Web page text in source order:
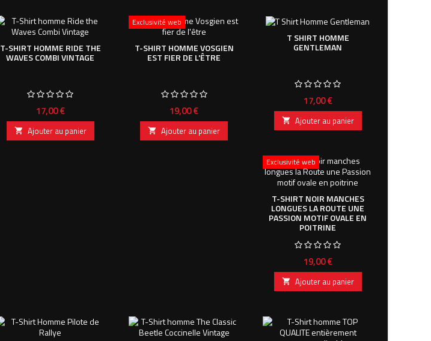
T-SHIRT HOMME RIDE THE
WAVES COMBI VINTAGE
Prix
17,00 €
 Ajouter au panier
Exclusivité web
T-SHIRT HOMME VOSGIEN
EST FIER DE L'ÊTRE
Prix
19,00 €
 Ajouter au panier
T SHIRT HOMME
GENTLEMAN
Prix
17,00 €
 Ajouter au panier
Exclusivité web
T-SHIRT NOIR MANCHES
LONGUES LA ROUTE UNE
PASSION MOTIF OVALE EN
POITRINE
Prix
19,00 €
 Ajouter au panier